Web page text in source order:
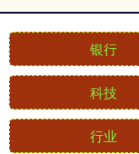
银行
科技
行业